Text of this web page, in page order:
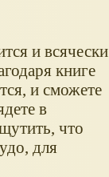
и всячески
книге
и сможете
в
что
для